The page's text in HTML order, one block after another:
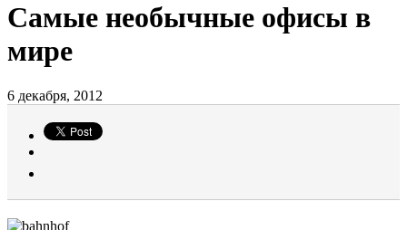
Самые необычные офисы в
мире
6 декабря, 2012